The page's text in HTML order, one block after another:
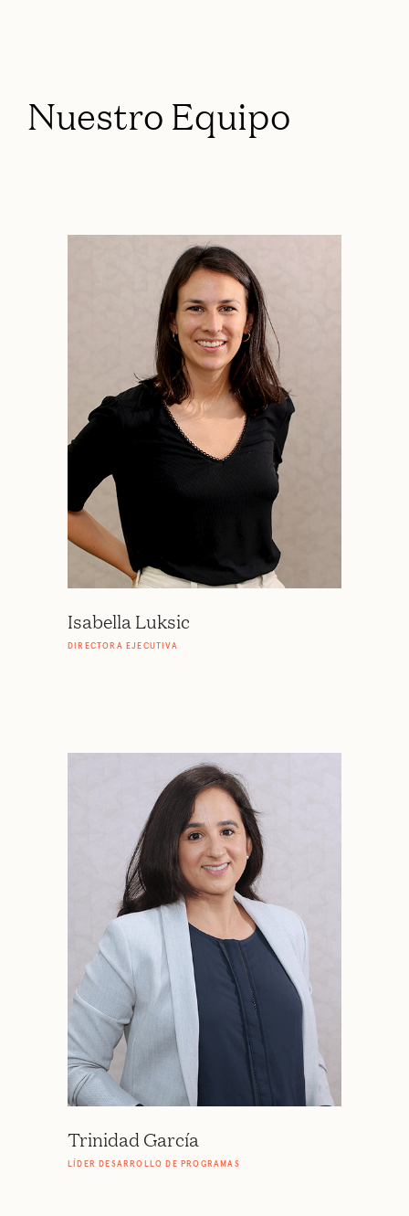
Nuestro Equipo
Isabella Luksic
DIRECTORA EJECUTIVA
Trinidad García
LÍDER DESARROLLO DE PROGRAMAS